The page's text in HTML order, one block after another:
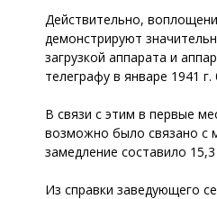
Действительно,
демонстрируют
загрузкой аппарата и
телеграфу в январе 1941
В связи с этим в первые
возможно было связано с
замедление составило
Из справки заведующего